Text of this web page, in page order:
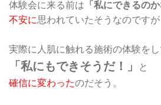
体験会に来る前は 「私にできるのか
不安に思われていたそうなのですが
実際に人肌に触れる施術の体験をし
「私にもできそうだ！」
と
確信に変わったのだそう。